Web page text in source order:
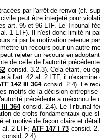
par l'arrêt de renvoi (cf.
peut être interjeté pour
art. 95 et 96 LTF. Le Tribunal
1 LTF). Il n'est donc limité ni
ni par la motivation retenue
un recours pour un autre
rejeter un recours en
de celle de l'autorité
consid. 3.2.3). Cela étant, eu
à l'art. 42 al. 2 LTF, il n'examine
142 III 364 consid. 2.4). Le
motifs de la décision entreprise
précédente a méconnu le
III 364 consid. 2.4). Le Tribunal
de droits fondamentaux que
et motivé de façon claire et
al. 2 LTF; ATF 147 I 73 consid.
consid. 2.4).